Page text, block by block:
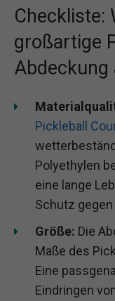
Checkliste:
großartige
Abdeckung
Pickleball
Polyethylen
eine lange
Schutz gegen
Größe: Die
Maße des
Eine
Eindringen